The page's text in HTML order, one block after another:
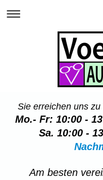
Sie erreichen uns
Mo.- Fr: 10:00 -
Sa. 10:00 -
Am besten